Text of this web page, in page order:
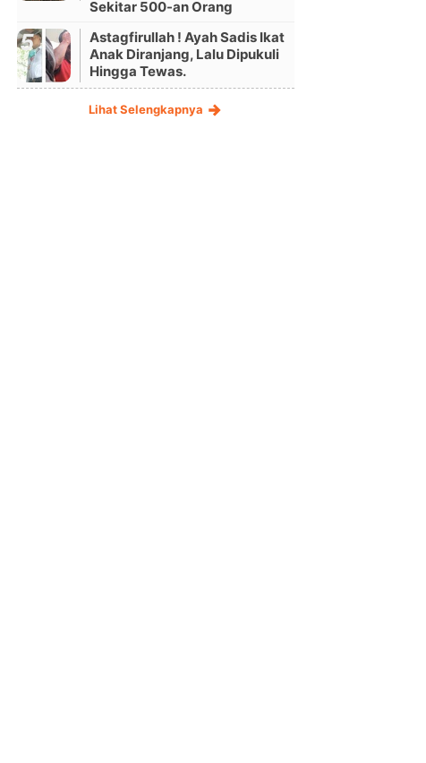
Sekitar 500-an Orang
Astagfirullah ! Ayah Sadis Ikat
Anak Diranjang, Lalu Dipukuli
Hingga Tewas.
Lihat Selengkapnya